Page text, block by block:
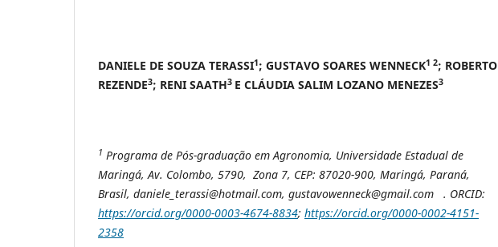
DANIELE DE SOUZA TERASSI1; GUSTAVO SOARES WENNECK1 2; ROBERTO
REZENDE3; RENI SAATH3 E CLÁUDIA SALIM LOZANO MENEZES3
1 Programa de Pós-graduação em Agronomia, Universidade Estadual de
Maringá, Av. Colombo, 5790, Zona 7, CEP: 87020-900, Maringá, Paraná,
Brasil, daniele_terassi@hotmail.com, gustavowenneck@gmail.com . ORCID:
https://orcid.org/0000-0003-4674-8834; https://orcid.org/0000-0002-4151-
2358